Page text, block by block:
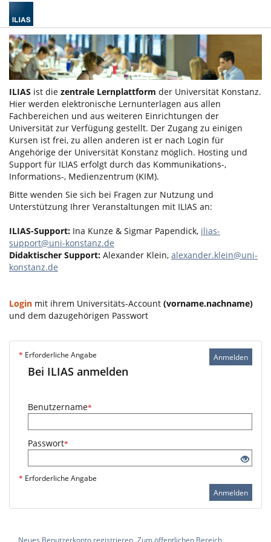
ILIAS ist die zentrale Lernplattform der Universität Konstanz.
Hier werden elektronische Lernunterlagen aus allen
Fachbereichen und aus weiteren Einrichtungen der
Universität zur Verfügung gestellt. Der Zugang zu einigen
Kursen ist frei, zu allen anderen ist er nach Login für
Angehörige der Universität Konstanz möglich. Hosting und
Support für ILIAS erfolgt durch das Kommunikations-,
Informations-, Medienzentrum (KIM).
Bitte wenden Sie sich bei Fragen zur Nutzung und
Unterstützung Ihrer Veranstaltungen mit ILIAS an:
ILIAS-Support: Ina Kunze & Sigmar Papendick, ilias-
support@uni-konstanz.de
Didaktischer Support: Alexander Klein, alexander.klein@uni-
konstanz.de
Login mit ihrem Universitäts-Account (vorname.nachname)
und dem dazugehörigen Passwort
Anmelden
* Erforderliche Angabe
Bei ILIAS anmelden
Benutzername*
Passwort*
* Erforderliche Angabe
Anmelden